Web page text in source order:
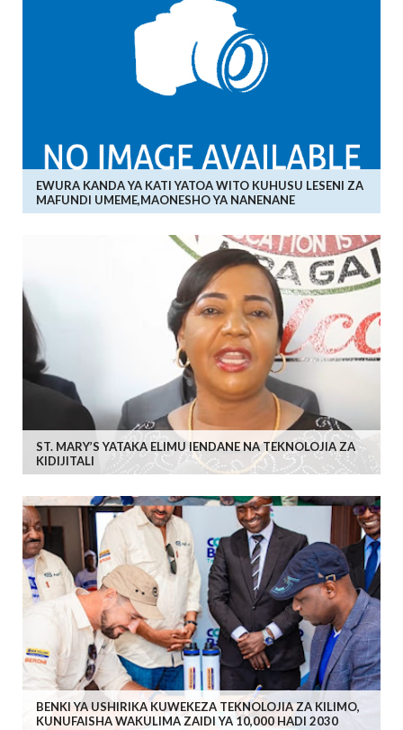
EWURA KANDA YA KATI YATOA WITO KUHUSU LESENI ZA
MAFUNDI UMEME,MAONESHO YA NANENANE
ST. MARY’S YATAKA ELIMU IENDANE NA TEKNOLOJIA ZA
KIDIJITALI
BENKI YA USHIRIKA KUWEKEZA TEKNOLOJIA ZA KILIMO,
KUNUFAISHA WAKULIMA ZAIDI YA 10,000 HADI 2030